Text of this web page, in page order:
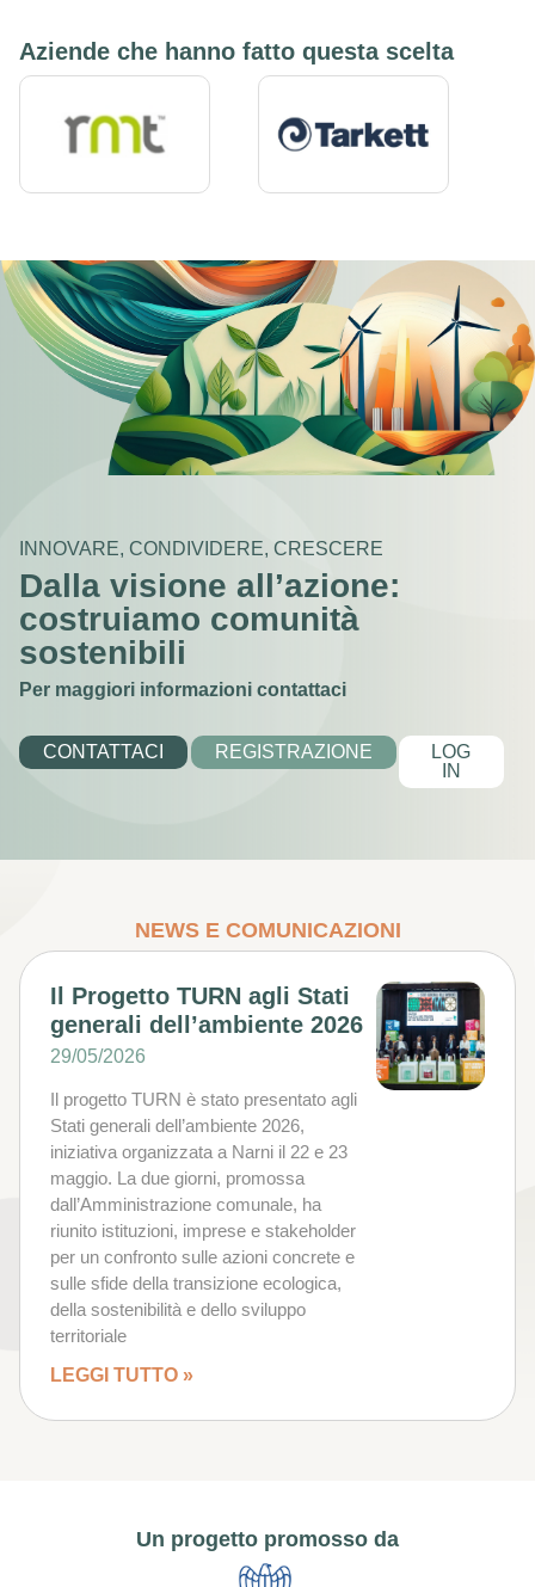
Aziende che hanno fatto questa scelta
INNOVARE, CONDIVIDERE, CRESCERE
Dalla visione all’azione:
costruiamo comunità
sostenibili
Per maggiori informazioni contattaci
CONTATTACI REGISTRAZIONE
LOG
IN
NEWS E COMUNICAZIONI
Il Progetto TURN agli Stati
generali dell’ambiente 2026
29/05/2026
Il progetto TURN è stato presentato agli
Stati generali dell’ambiente 2026,
iniziativa organizzata a Narni il 22 e 23
maggio. La due giorni, promossa
dall’Amministrazione comunale, ha
riunito istituzioni, imprese e stakeholder
per un confronto sulle azioni concrete e
sulle sfide della transizione ecologica,
della sostenibilità e dello sviluppo
territoriale
LEGGI TUTTO »
Un progetto promosso da